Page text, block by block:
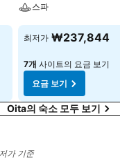
스파
요금 보기
최저가 ₩237,844
7개 사이트의 요금 보기
요금 보기
Oita의 숙소 모두 보기
가 기준